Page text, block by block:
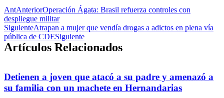
AntAnteriorOperación Ágata: Brasil refuerza controles con
despliegue militar
SiguienteAtrapan a mujer que vendía drogas a adictos en plena vía
pública de CDESiguiente
Artículos Relacionados
Detienen a joven que atacó a su padre y amenazó a
su familia con un machete en Hernandarias